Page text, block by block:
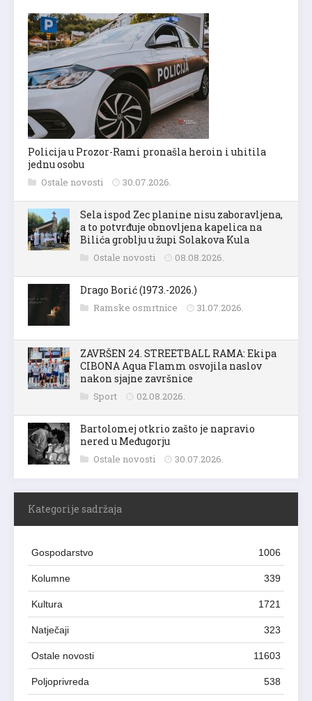
Policija u Prozor-Rami pronašla heroin i uhitila
jednu osobu
Ostale novosti 30.07.2026.
Sela ispod Zec planine nisu zaboravljena,
a to potvrđuje obnovljena kapelica na
Bilića groblju u župi Solakova Kula
Ostale novosti 08.08.2026.
Drago Borić (1973.-2026.)
Ramske osmrtnice 31.07.2026.
ZAVRŠEN 24. STREETBALL RAMA: Ekipa
CIBONA Aqua Flamm osvojila naslov
nakon sjajne završnice
Sport 02.08.2026.
Bartolomej otkrio zašto je napravio
nered u Međugorju
Ostale novosti 30.07.2026.
Kategorije sadržaja
Gospodarstvo 1006
Kolumne 339
Kultura 1721
Natječaji 323
Ostale novosti 11603
Poljoprivreda 538